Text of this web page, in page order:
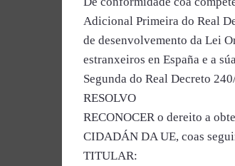
Adicional Primeira do Real
de desenvolvemento da Lei
estranxeiros en España e a
Segunda do Real Decreto
RESOLVO
RECONOCER o dereito a
CIDADÁN DA UE, coas
TITULAR: